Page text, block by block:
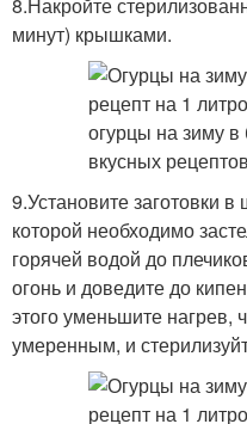
минут) крышками.
9.Установите заготовки
которой необходимо
горячей водой до
огонь и доведите до
этого уменьшите нагрев,
умеренным, и